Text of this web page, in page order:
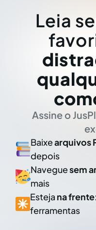
Leia
Assine o
Baixearquivos
depois
Naveguesem
mais
Esteja na frente
ferramentas